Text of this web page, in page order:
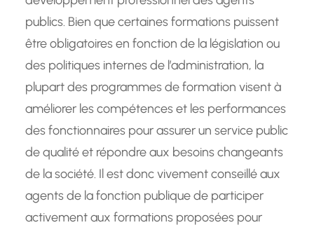
publics. Bien que certaines formations puissent
être obligatoires en fonction de la législation ou
des politiques internes de l’administration, la
plupart des programmes de formation visent à
améliorer les compétences et les performances
des fonctionnaires pour assurer un service public
de qualité et répondre aux besoins changeants
de la société. Il est donc vivement conseillé aux
agents de la fonction publique de participer
activement aux formations proposées pour